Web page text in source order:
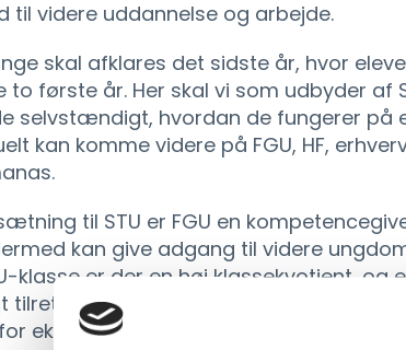
til videre uddannelse og arbejde.
skal afklares det sidste år, hvor
to første år. Her skal vi som udbyder af
selvstændigt, hvordan de fungerer på
kan komme videre på FGU, HF,
til STU er FGU en
kan give adgang til videre
klasse er der en høj klassekvotient, og
uddannelse, besidder
eksempelvis autisme.